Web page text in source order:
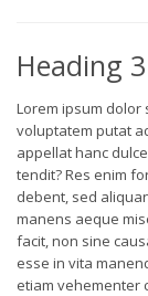
Heading 3
Lorem ipsum dolor
voluptatem putat
appellat hanc
tendit? Res enim
debent, sed
manens aeque
facit, non sine
esse in vita
etiam vehementer